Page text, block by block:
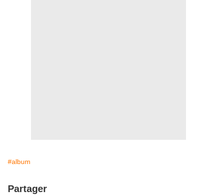
#album
Partager